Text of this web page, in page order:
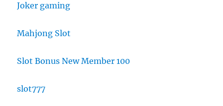
Joker gaming
Mahjong Slot
Slot Bonus New Member 100
slot777